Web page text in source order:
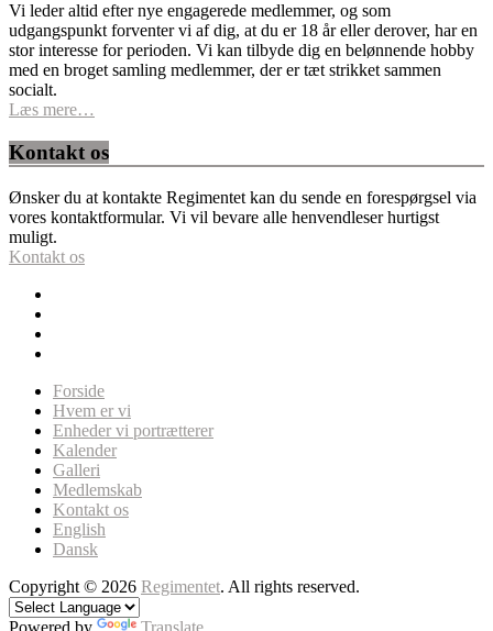
Vi leder altid efter nye engagerede medlemmer, og som
udgangspunkt forventer vi af dig, at du er 18 år eller derover, har en
stor interesse for perioden. Vi kan tilbyde dig en belønnende hobby
med en broget samling medlemmer, der er tæt strikket sammen
socialt.
Læs mere…
Kontakt os
Ønsker du at kontakte Regimentet kan du sende en forespørgsel via
vores kontaktformular. Vi vil bevare alle henvendleser hurtigst
muligt.
Kontakt os
Forside
Hvem er vi
Enheder vi portrætterer
Kalender
Galleri
Medlemskab
Kontakt os
English
Dansk
Copyright © 2026 Regimentet. All rights reserved.
Powered by Translate